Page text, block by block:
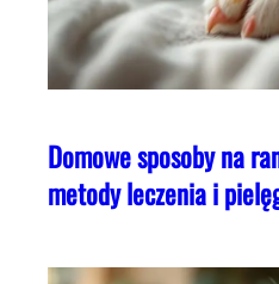
Domowe sposoby na
metody leczenia i